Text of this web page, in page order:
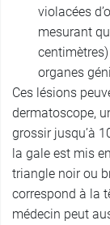
violacées
mesurant
organes
Ces lésions
dermatoscope,
grossir jusqu’à
la gale est mis
triangle noir ou
correspond à la
médecin peut